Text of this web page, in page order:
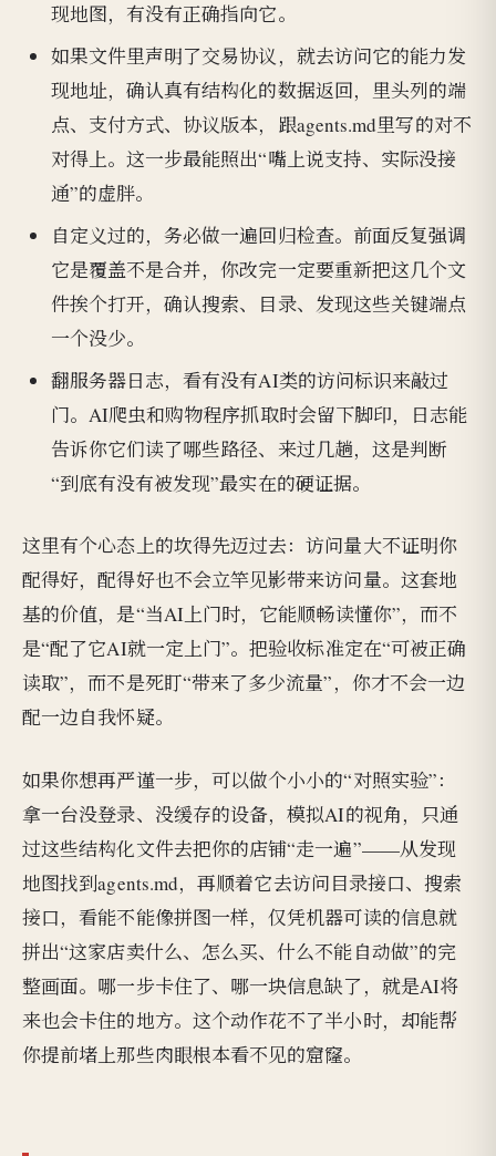
现地图，有没有正确指向它。
如果文件里声明了交易协议，就去访问它的能力发
现地址，确认真有结构化的数据返回，里头列的端
点、支付方式、协议版本，跟agents.md里写的对不
对得上。这一步最能照出“嘴上说支持、实际没接
通”的虚胖。
自定义过的，务必做一遍回归检查。前面反复强调
它是覆盖不是合并，你改完一定要重新把这几个文
件挨个打开，确认搜索、目录、发现这些关键端点
一个没少。
翻服务器日志，看有没有AI类的访问标识来敲过
门。AI爬虫和购物程序抓取时会留下脚印，日志能
告诉你它们读了哪些路径、来过几趟，这是判断
“到底有没有被发现”最实在的硬证据。
这里有个心态上的坎得先迈过去：访问量大不证明你
配得好，配得好也不会立竿见影带来访问量。这套地
基的价值，是“当AI上门时，它能顺畅读懂你”，而不
是“配了它AI就一定上门”。把验收标准定在“可被正确
读取”，而不是死盯“带来了多少流量”，你才不会一边
配一边自我怀疑。
如果你想再严谨一步，可以做个小小的“对照实验”：
拿一台没登录、没缓存的设备，模拟AI的视角，只通
过这些结构化文件去把你的店铺“走一遍”——从发现
地图找到agents.md，再顺着它去访问目录接口、搜索
接口，看能不能像拼图一样，仅凭机器可读的信息就
拼出“这家店卖什么、怎么买、什么不能自动做”的完
整画面。哪一步卡住了、哪一块信息缺了，就是AI将
来也会卡住的地方。这个动作花不了半小时，却能帮
你提前堵上那些肉眼根本看不见的窟窿。